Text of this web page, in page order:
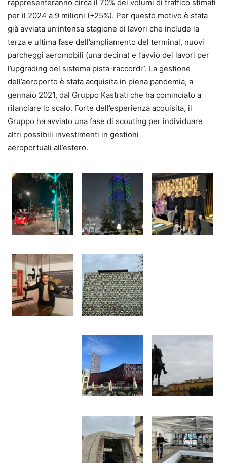
rappresenteranno circa il 70% dei volumi di traffico stimati
per il 2024 a 9 milioni (+25%). Per questo motivo è stata
già avviata un’intensa stagione di lavori che include la
terza e ultima fase dell’ampliamento del terminal, nuovi
parcheggi aeromobili (una decina) e l’avvio dei lavori per
l’upgrading del sistema pista-raccordi”. La gestione
dell’aeroporto è stata acquisita in piena pandemia, a
gennaio 2021, dal Gruppo Kastrati che ha cominciato a
rilanciare lo scalo. Forte dell’esperienza acquisita, il
Gruppo ha avviato una fase di scouting per individuare
altri possibili investimenti in gestioni
aeroportuali all’estero.